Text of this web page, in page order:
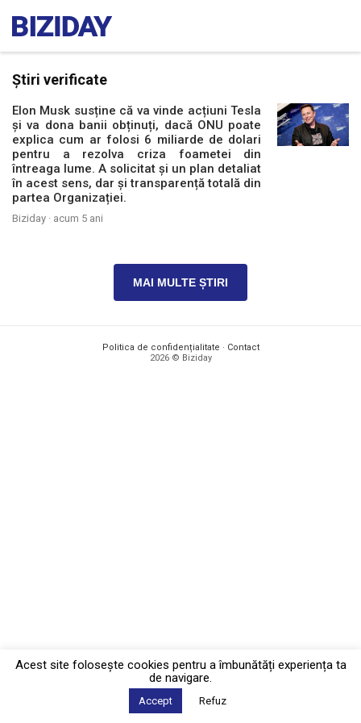
Știri verificate
Elon Musk susține că va vinde acțiuni Tesla
și va dona banii obținuți, dacă ONU poate
explica cum ar folosi 6 miliarde de dolari
pentru a rezolva criza foametei din
întreaga lume. A solicitat și un plan detaliat
în acest sens, dar și transparență totală din
partea Organizației.
Biziday · acum 5 ani
MAI MULTE ȘTIRI
Politica de confidențialitate · Contact
2026 © Biziday
Acest site foloseşte cookies pentru a îmbunătăți experiența ta
de navigare.
Accept Refuz